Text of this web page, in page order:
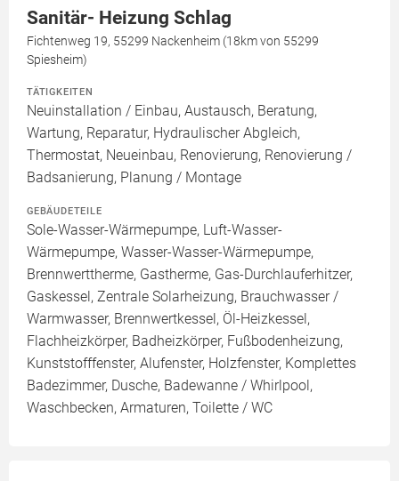
Sanitär- Heizung Schlag
Fichtenweg 19, 55299 Nackenheim (18km von 55299
Spiesheim)
TÄTIGKEITEN
Neuinstallation / Einbau, Austausch, Beratung,
Wartung, Reparatur, Hydraulischer Abgleich,
Thermostat, Neueinbau, Renovierung, Renovierung /
Badsanierung, Planung / Montage
GEBÄUDETEILE
Sole-Wasser-Wärmepumpe, Luft-Wasser-
Wärmepumpe, Wasser-Wasser-Wärmepumpe,
Brennwerttherme, Gastherme, Gas-Durchlauferhitzer,
Gaskessel, Zentrale Solarheizung, Brauchwasser /
Warmwasser, Brennwertkessel, Öl-Heizkessel,
Flachheizkörper, Badheizkörper, Fußbodenheizung,
Kunststofffenster, Alufenster, Holzfenster, Komplettes
Badezimmer, Dusche, Badewanne / Whirlpool,
Waschbecken, Armaturen, Toilette / WC